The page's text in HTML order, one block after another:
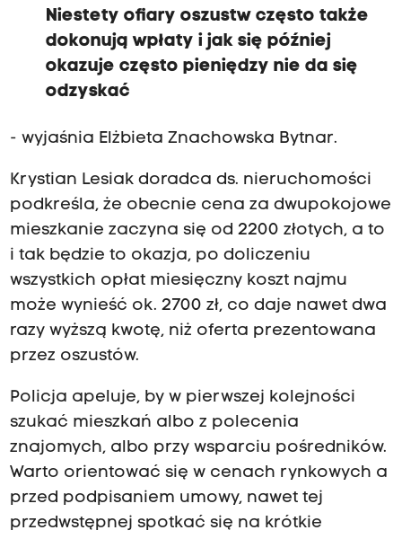
Niestety ofiary oszustw często także
dokonują wpłaty i jak się później
okazuje często pieniędzy nie da się
odzyskać
- wyjaśnia Elżbieta Znachowska Bytnar.
Krystian Lesiak doradca ds. nieruchomości
podkreśla, że obecnie cena za dwupokojowe
mieszkanie zaczyna się od 2200 złotych, a to
i tak będzie to okazja, po doliczeniu
wszystkich opłat miesięczny koszt najmu
może wynieść ok. 2700 zł, co daje nawet dwa
razy wyższą kwotę, niż oferta prezentowana
przez oszustów.
Policja apeluje, by w pierwszej kolejności
szukać mieszkań albo z polecenia
znajomych, albo przy wsparciu pośredników.
Warto orientować się w cenach rynkowych a
przed podpisaniem umowy, nawet tej
przedwstępnej spotkać się na krótkie